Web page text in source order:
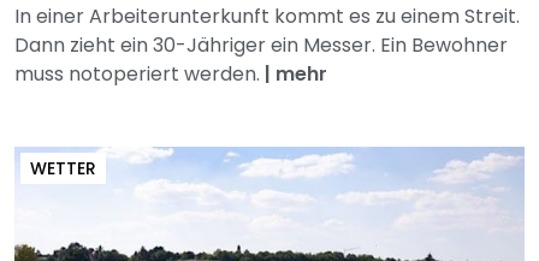
In einer Arbeiterunterkunft kommt es zu einem Streit.
Dann zieht ein 30-Jähriger ein Messer. Ein Bewohner
muss notoperiert werden. | mehr
WETTER